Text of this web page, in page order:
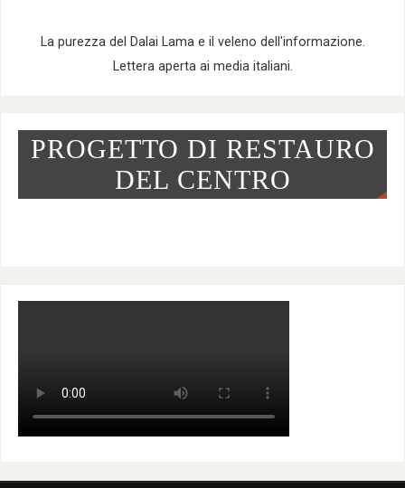
La purezza del Dalai Lama e il veleno dell'informazione.
Lettera aperta ai media italiani.
PROGETTO DI RESTAURO
DEL CENTRO